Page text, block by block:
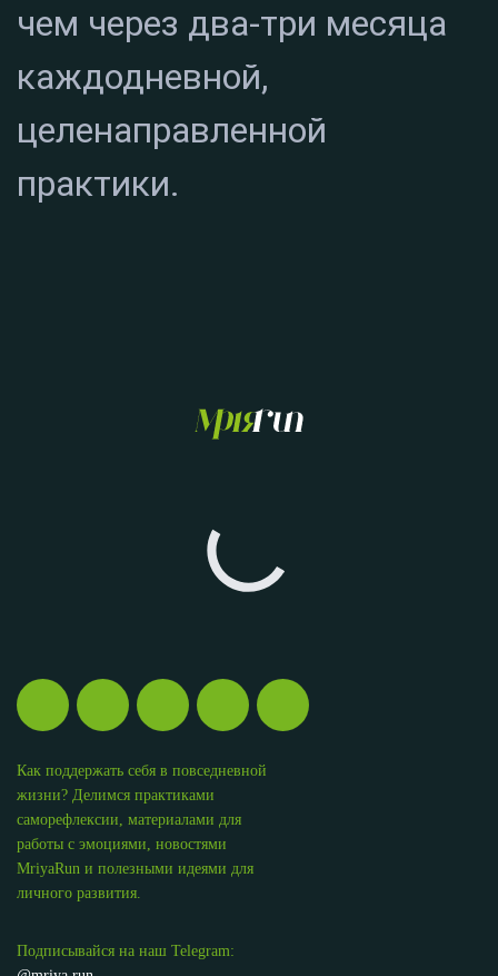
чем через два-три месяца
каждодневной,
целенаправленной
практики.
Как поддержать себя в повседневной
жизни? Делимся практиками
саморефлексии, материалами для
работы с эмоциями, новостями
MriyaRun и полезными идеями для
личного развития.
Подписывайся на наш Telegram: